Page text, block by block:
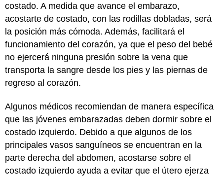
costado. A medida que avance el embarazo,
acostarte de costado, con las rodillas dobladas, será
la posición más cómoda. Además, facilitará el
funcionamiento del corazón, ya que el peso del bebé
no ejercerá ninguna presión sobre la vena que
transporta la sangre desde los pies y las piernas de
regreso al corazón.
Algunos médicos recomiendan de manera específica
que las jóvenes embarazadas deben dormir sobre el
costado izquierdo. Debido a que algunos de los
principales vasos sanguíneos se encuentran en la
parte derecha del abdomen, acostarse sobre el
costado izquierdo ayuda a evitar que el útero ejerza